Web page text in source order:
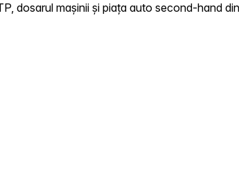
dosarul mașinii și piața auto second-hand